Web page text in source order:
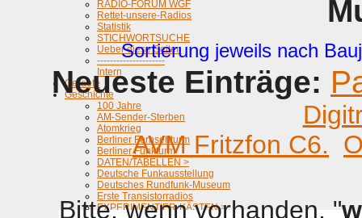
RADIO-FORUM WGF
Rettet-unsere-Radios
Statistik
STICHWORTSUCHE
Ueber diese Seiten
---------------------
Intern
Geraete
Geschichte
100 Jahre
AM-Sender-Sterben
Atomkrieg
Berliner Fernsehturm
Berliner Funkturm
DATEN/TABELLEN >
Deutsche Funkausstellung
Deutsches Rundfunk-Museum
Erste Transistorradios
EXPERIMENTIER-KÄSTEN >
Sortierung jeweils nach
Neueste Einträge:
AVM Fritzfon C6.
Bitte, wenn vorhanden, "